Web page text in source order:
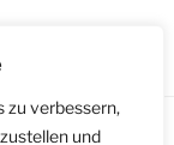
zu verbessern,
und